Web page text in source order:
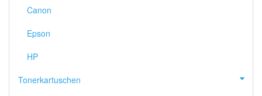
Canon
Epson
HP
Tonerkartuschen